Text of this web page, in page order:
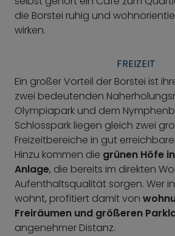
die Borstei ruhig und
wirken.
FREIZEIT
Ein großer Vorteil der Borstei ist
zwei bedeutenden
Olympiapark und dem
Schlosspark liegen gleich zwei
Freizeitbereiche in gut
Hinzu kommen die grünen Höfe
Anlage, die bereits im direkten
Aufenthaltsqualität sorgen. Wer
wohnt, profitiert damit von
Freiräumen und größeren
angenehmer Distanz.